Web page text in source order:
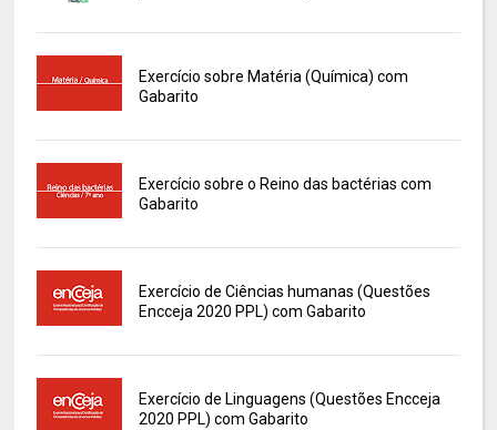
Exercício sobre Matéria (Química) com
Gabarito
Exercício sobre o Reino das bactérias com
Gabarito
Exercício de Ciências humanas (Questões
Encceja 2020 PPL) com Gabarito
Exercício de Linguagens (Questões Encceja
2020 PPL) com Gabarito